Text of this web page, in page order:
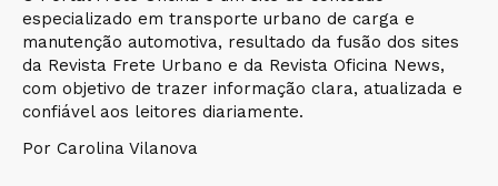
especializado em transporte urbano de carga e
manutenção automotiva, resultado da fusão dos sites
da Revista Frete Urbano e da Revista Oficina News,
com objetivo de trazer informação clara, atualizada e
confiável aos leitores diariamente.
Por Carolina Vilanova